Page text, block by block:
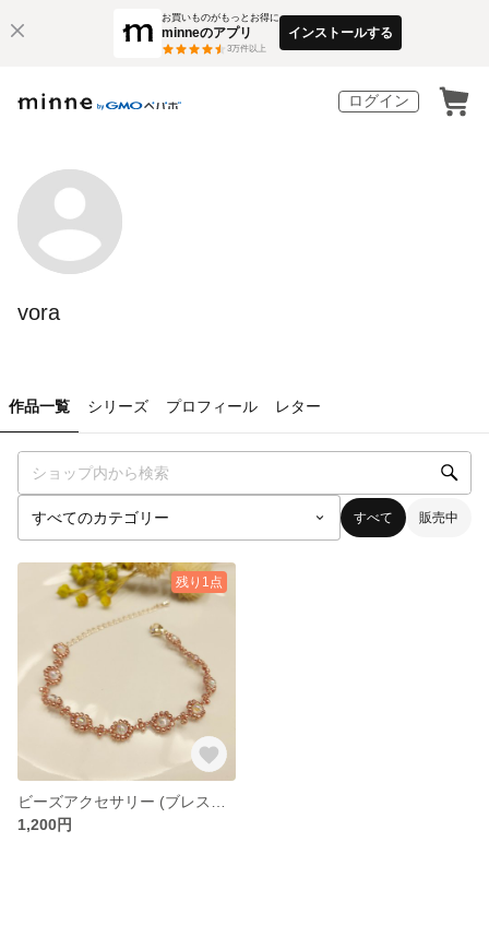
お買いものがもっとお得に
minneのアプリ
3万件以上
インストールする
ログイン
vora
作品一覧 シリーズ プロフィール レター
すべて 販売中
残り1点
1,200円